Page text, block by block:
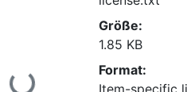
Lade...
Größe:
1.85 KB
Format: